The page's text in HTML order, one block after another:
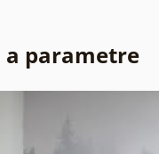
a parametre